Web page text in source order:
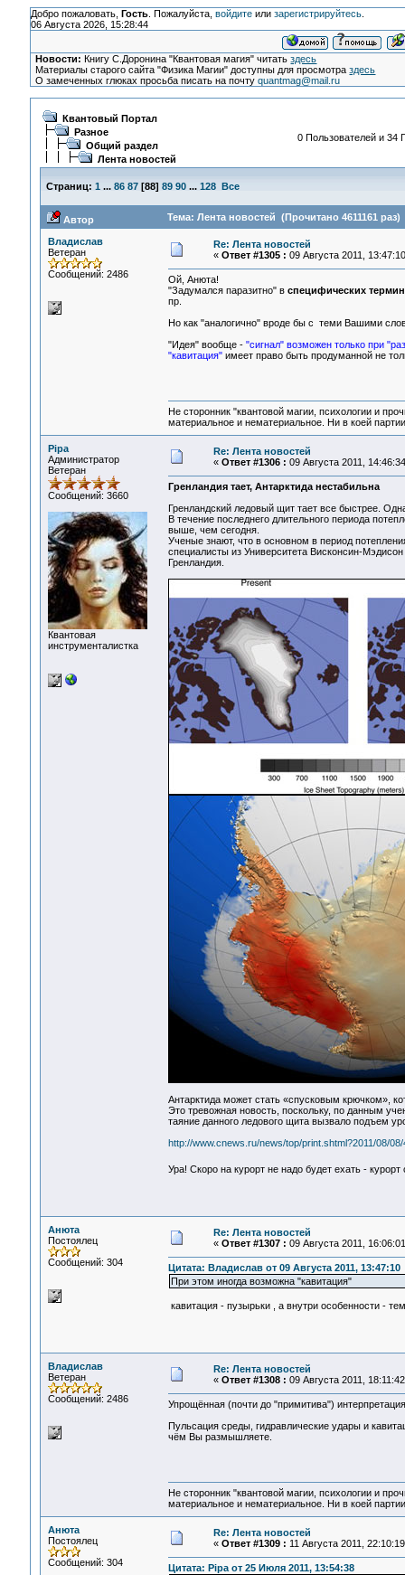
Добро пожаловать, Гость. Пожалуйста, войдитеили зарегистрируйтесь.
06 Августа 2026, 15:28:44
Новости: Книгу С.Доронина "Квантовая магия" читатьздесь
Материалы старого сайта "Физика Магии" доступны для просмотраздесь
О замеченных глюках просьба писать на почтуquantmag@mail.ru
Квантовый Портал
Разное
Общий раздел
Лента новостей
0 Пользователей и 34
Страниц: 1 ... 86 87[88] 89 90 ... 128 Все
Автор Тема: Лента новостей (Прочитано 4611161 раз)
Владислав
Ветеран
Сообщений: 2486
Re: Лента новостей
« Ответ #1305 : 09 Августа 2011,
Ой, Анюта!
"Задумался паразитно" в специфических
пр.
Но как "аналогично" вроде бы с теми Вашими
"Идея" вообще - "сигнал" возможен только при
"кавитация"имеет право быть продуманной не
Не сторонник "квантовой магии, психологии и
материальное и нематериальное. Ни в коей
Pipa
Администратор
Ветеран
Сообщений: 3660
Квантовая
инструменталистка
Re: Лента новостей
« Ответ #1306 : 09 Августа 2011,
Гренландия тает, Антарктида нестабильна
Гренландский ледовый щит тает все быстрее.
В течение последнего длительного периода
выше, чем сегодня.
Ученые знают, что в основном в период
специалисты из Университета Висконсин-
Гренландия.
Антарктида может стать «спусковым крючком»,
Это тревожная новость, поскольку, по данным
таяние данного ледового щита вызвало подъем
http://www.cnews.ru/news/top/print.shtml?2011/08/08/
Ура! Скоро на курорт не надо будет ехать -
Анюта
Постоялец
Сообщений: 304
Re: Лента новостей
« Ответ #1307 : 09 Августа 2011,
Цитата: Владислав от 09 Августа 2011, 13:47:10
При этом иногда возможна "кавитация"
кавитация - пузырьки , а внутри особенности -
Владислав
Ветеран
Сообщений: 2486
Re: Лента новостей
« Ответ #1308 : 09 Августа 2011,
Упрощённая (почти до "примитива")
Пульсация среды, гидравлические удары и
чём Вы размышляете.
Не сторонник "квантовой магии, психологии и
материальное и нематериальное. Ни в коей
Анюта
Постоялец
Сообщений: 304
Re: Лента новостей
« Ответ #1309 : 11 Августа 2011,
Цитата: Pipa от 25 Июля 2011, 13:54:38